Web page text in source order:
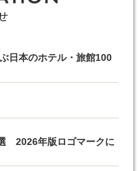
日本のホテル・旅館100
2026年版ロゴマークに